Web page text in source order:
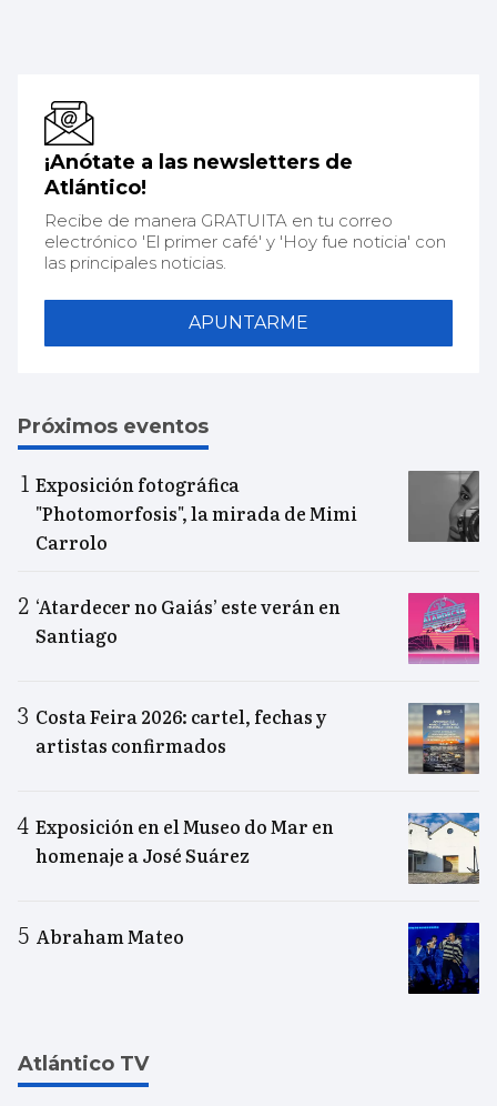
¡Anótate a las newsletters de
Atlántico!
Recibe de manera GRATUITA en tu correo
electrónico 'El primer café' y 'Hoy fue noticia' con
las principales noticias.
APUNTARME
Próximos eventos
Exposición fotográfica
"Photomorfosis", la mirada de Mimi
Carrolo
‘Atardecer no Gaiás’ este verán en
Santiago
Costa Feira 2026: cartel, fechas y
artistas confirmados
Exposición en el Museo do Mar en
homenaje a José Suárez
Abraham Mateo
Atlántico TV